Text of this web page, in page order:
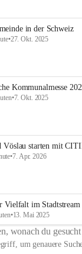
in der Schweiz
•27. Okt. 2025
Kommunalmesse
•7. Okt. 2025
Vöslau starten mit
•7. Apr. 2026
Vielfalt im Stadtstream
•13. Mai 2025
wonach du gesucht
um genauere